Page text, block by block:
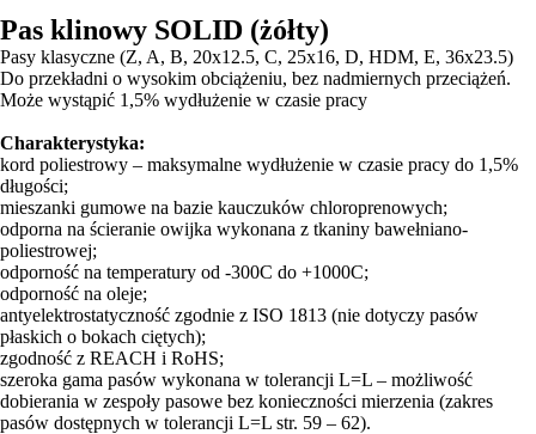
Pas klinowy SOLID (żółty)
Pasy klasyczne (Z, A, B, 20x12.5, C, 25x16, D, HDM, E, 36x23.5)
Do przekładni o wysokim obciążeniu, bez nadmiernych przeciążeń.
Może wystąpić 1,5% wydłużenie w czasie pracy
Charakterystyka:
kord poliestrowy – maksymalne wydłużenie w czasie pracy do 1,5%
długości;
mieszanki gumowe na bazie kauczuków chloroprenowych;
odporna na ścieranie owijka wykonana z tkaniny bawełniano-
poliestrowej;
odporność na temperatury od -300C do +1000C;
odporność na oleje;
antyelektrostatyczność zgodnie z ISO 1813 (nie dotyczy pasów
płaskich o bokach ciętych);
zgodność z REACH i RoHS;
szeroka gama pasów wykonana w tolerancji L=L – możliwość
dobierania w zespoły pasowe bez konieczności mierzenia (zakres
pasów dostępnych w tolerancji L=L str. 59 – 62).